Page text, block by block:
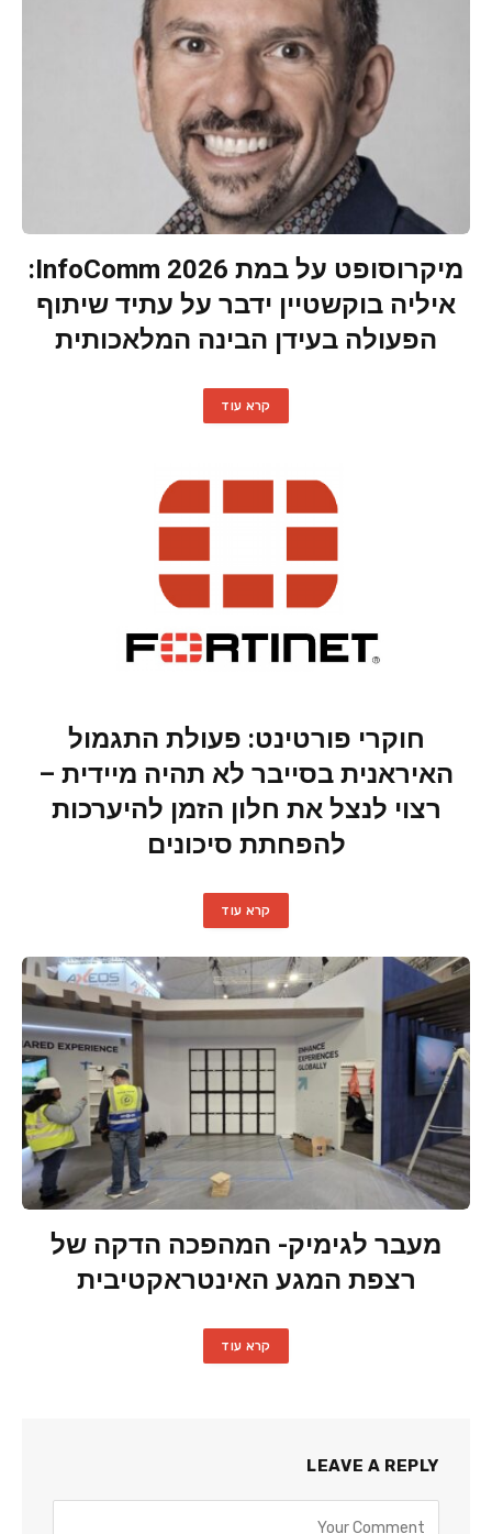
מיקרוסופט על במת InfoComm 2026:
איליה בוקשטיין ידבר על עתיד שיתוף
הפעולה בעידן הבינה המלאכותית
קרא עוד
חוקרי פורטינט: פעולת התגמול
האיראנית בסייבר לא תהיה מיידית –
רצוי לנצל את חלון הזמן להיערכות
להפחתת סיכונים
קרא עוד
מעבר לגימיק- המהפכה הדקה של
רצפת המגע האינטראקטיבית
קרא עוד
LEAVE A REPLY